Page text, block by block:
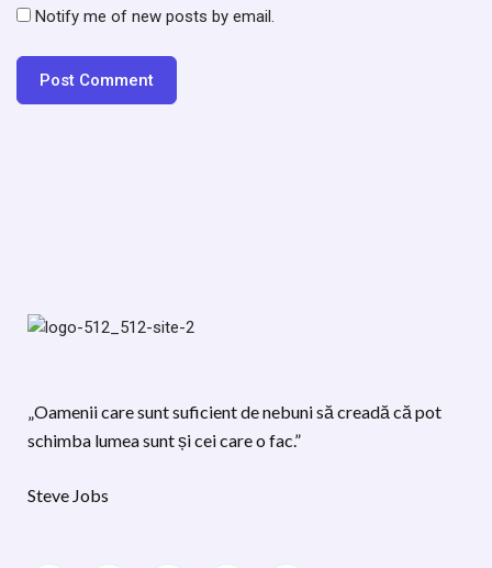
Notify me of new posts by email.
„Oamenii care sunt suficient de nebuni să creadă că pot
schimba lumea sunt și cei care o fac.”
Steve Jobs